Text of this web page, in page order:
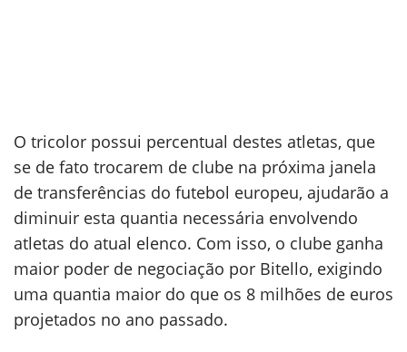
O tricolor possui percentual destes atletas, que
se de fato trocarem de clube na próxima janela
de transferências do futebol europeu, ajudarão a
diminuir esta quantia necessária envolvendo
atletas do atual elenco. Com isso, o clube ganha
maior poder de negociação por Bitello, exigindo
uma quantia maior do que os 8 milhões de euros
projetados no ano passado.